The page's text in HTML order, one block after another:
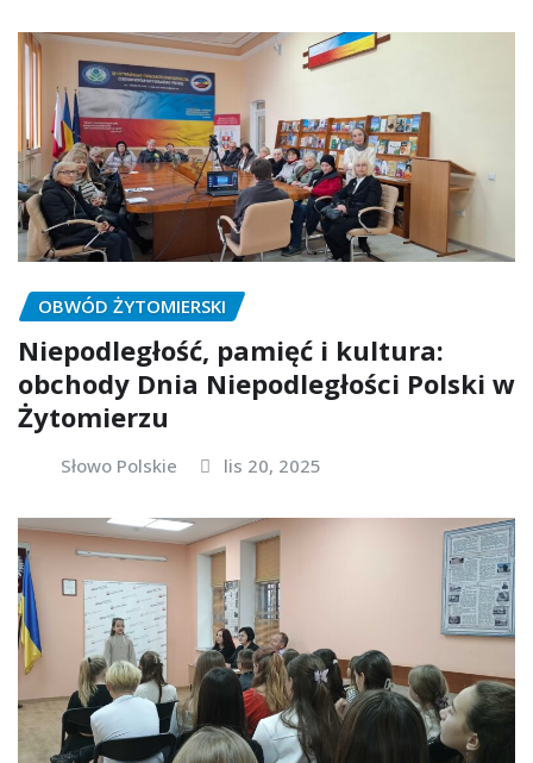
OBWÓD ŻYTOMIERSKI
Niepodległość, pamięć i kultura:
obchody Dnia Niepodległości Polski w
Żytomierzu
Słowo Polskie lis 20, 2025